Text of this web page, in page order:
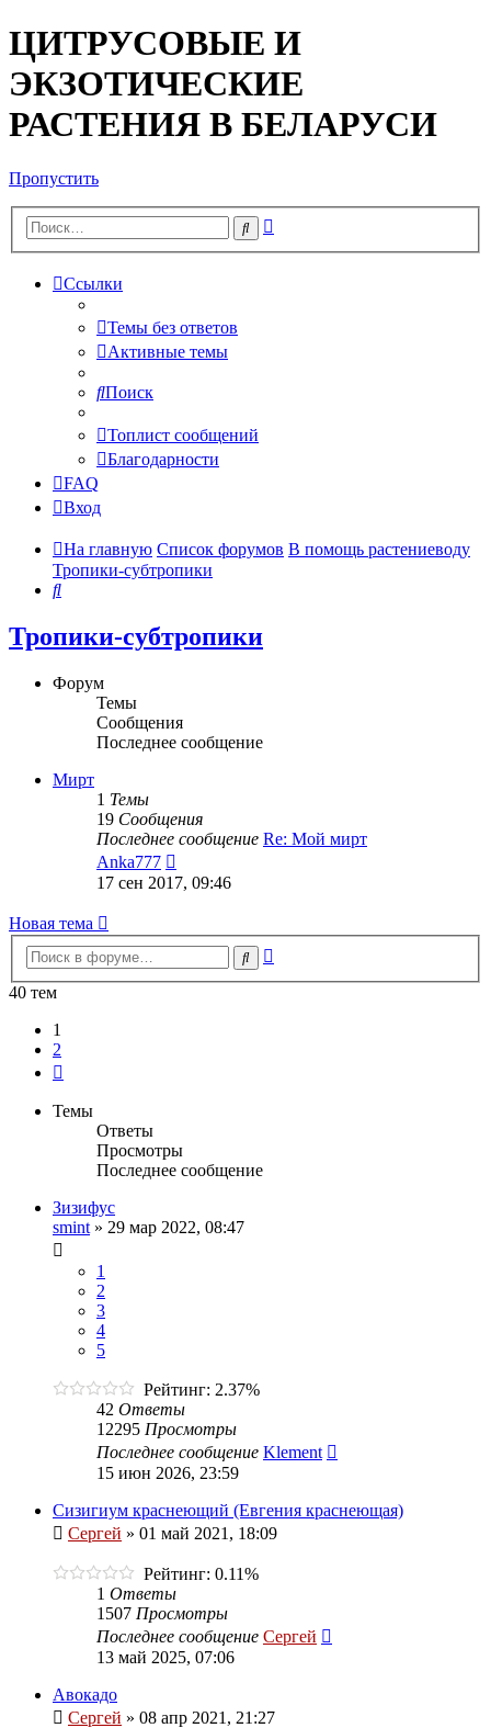
ЦИТРУСОВЫЕ И
ЭКЗОТИЧЕСКИЕ
РАСТЕНИЯ В БЕЛАРУСИ
Пропустить
Поиск
Ссылки
Темы без ответов
Активные темы
Поиск
Топлист сообщений
Благодарности
FAQ
Вход
На главную Список форумов В помощь растениеводу
Тропики-субтропики
Поиск
Тропики-субтропики
Форум
Темы
Сообщения
Последнее сообщение
Мирт
1 Темы
19 Сообщения
Последнее сообщение Re: Мой мирт
Anka777
к
последнему
17 сен 2017, 09:46
Новая тема
Поиск
40 тем
1
2
Темы
Ответы
Просмотры
Последнее сообщение
Зизифус
smint » 29 мар 2022, 08:47
1
2
3
4
5
Рейтинг: 2.37%
42 Ответы
12295 Просмотры
Последнее сообщение Klement
15 июн 2026, 23:59
Сизигиум краснеющий (Евгения краснеющая)
Сергей » 01 май 2021, 18:09
Рейтинг: 0.11%
1 Ответы
1507 Просмотры
Последнее сообщение Сергей
13 май 2025, 07:06
Авокадо
Сергей » 08 апр 2021, 21:27